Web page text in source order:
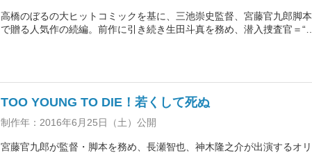
高橋のぼるの大ヒットコミックを基に、三池崇史監督、宮藤官九郎脚本
で贈る人気作の続編。前作に引き続き生田斗真を務め、潜入捜査官＝“モ
TOO YOUNG TO DIE！若くして死ぬ
制作年：2016年6月25日（土）公開
宮藤官九郎が監督・脚本を務め、長瀬智也、神木隆之介が出演するオリ